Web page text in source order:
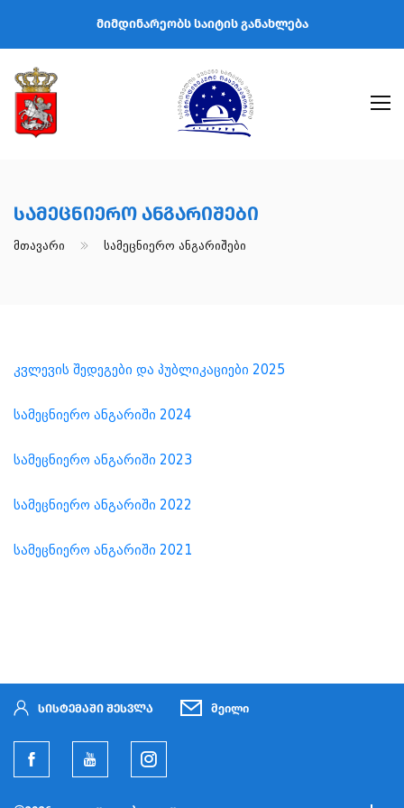
მიმდინარეობს საიტის განახლება
Სამეცნიერო Ანგარიშები
Მთავარი Სამეცნიერო Ანგარიშები
კვლევის შედეგები და პუბლიკაციები 2025
სამეცნიერო ანგარიში 2024
სამეცნიერო ანგარიში 2023
სამეცნიერო ანგარიში 2022
სამეცნიერო ანგარიში 2021
სისტემაში შესვლა მეილი